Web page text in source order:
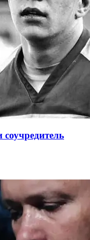
соучредитель